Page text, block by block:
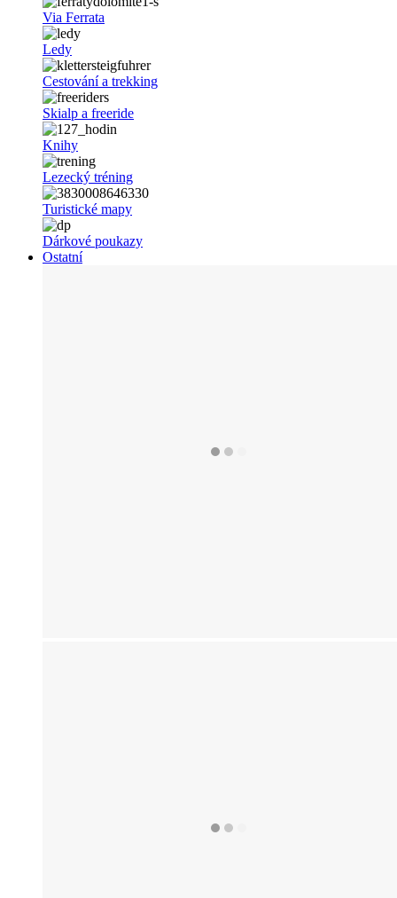
Via Ferrata
Ledy
Cestování a trekking
Skialp a freeride
Knihy
Lezecký tréning
Turistické mapy
Dárkové poukazy
Ostatní